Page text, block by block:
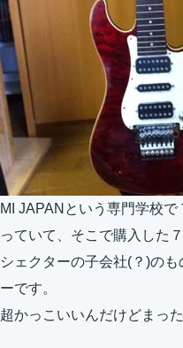
MI JAPANという専門学校
っていて、そこで購入した７
シェクターの子会社(？)の
ーです。
超かっこいいんだけどまっ